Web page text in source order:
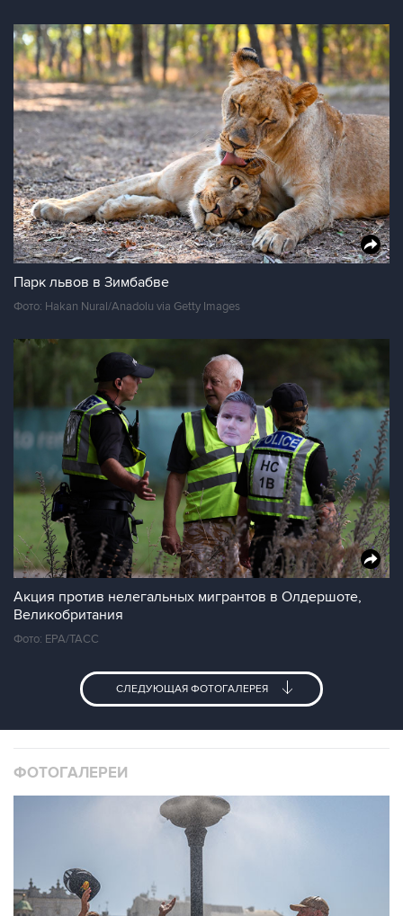
Парк львов в Зимбабве
Фото: Hakan Nural/Anadolu via Getty Images
Акция против нелегальных мигрантов в Олдершоте,
Великобритания
Фото: EPA/ТАСС
СЛЕДУЮЩАЯ ФОТОГАЛЕРЕЯ
ФОТОГАЛЕРЕИ